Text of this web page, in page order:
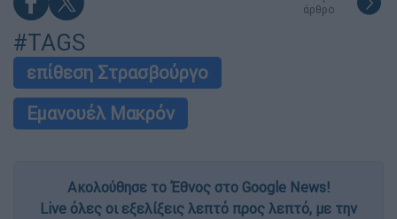
άρθρο
#TAGS
επίθεση Στρασβούργο
Εμανουέλ Μακρόν
Ακολούθησε το Έθνος στο Google News!
Live όλες οι εξελίξεις λεπτό προς λεπτό, με την